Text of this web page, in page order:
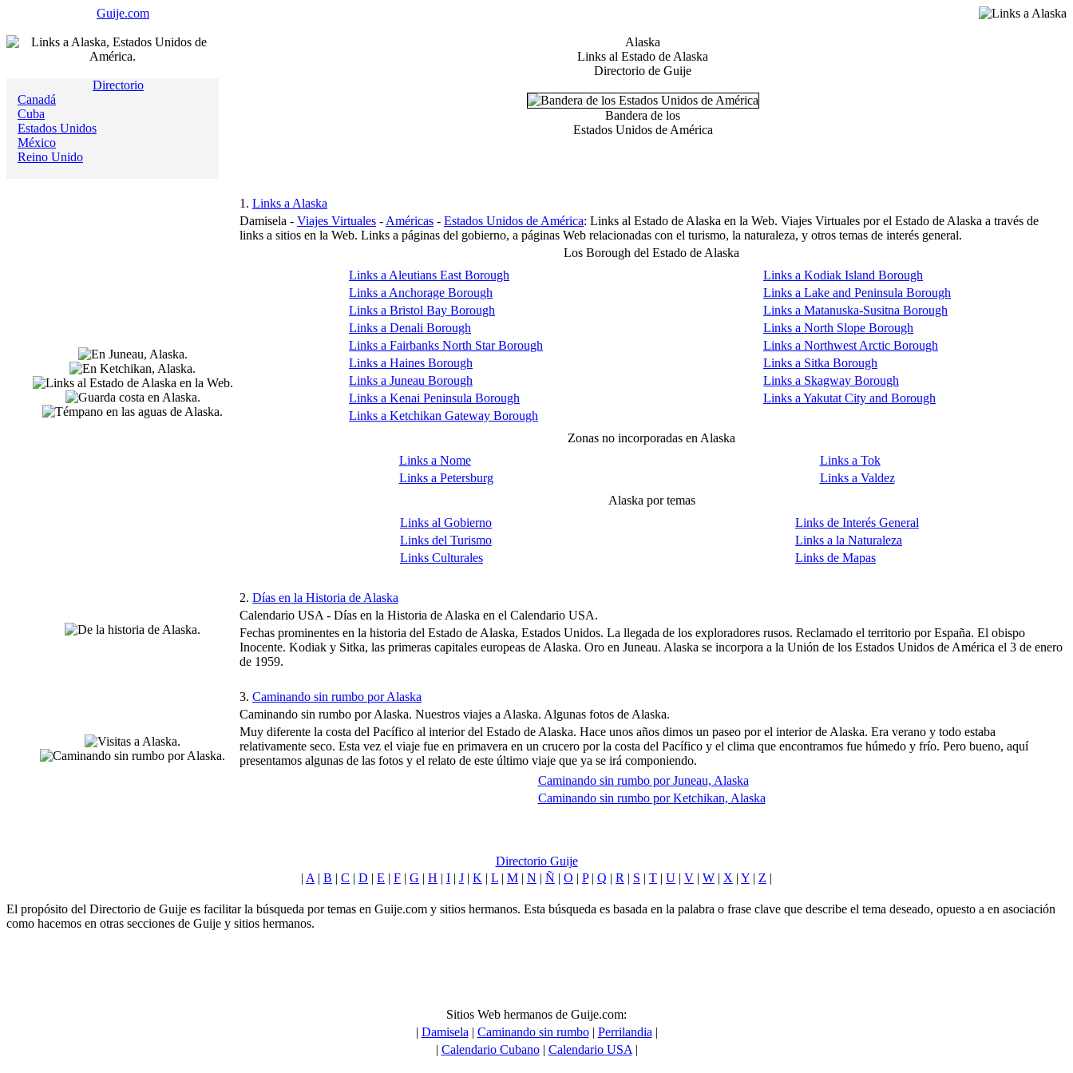
Guije.com
Directorio
Canadá
Cuba
Estados Unidos
México
Reino Unido
Alaska
Links al Estado de Alaska
Directorio de Guije
Bandera de los
Estados Unidos de América
1. Links a Alaska
Damisela - Viajes Virtuales - Américas - Estados Unidos de América: Links al Estado de Alaska en la Web. Viajes Virtuales por el Estado de Alaska a través de
links a sitios en la Web. Links a páginas del gobierno, a páginas Web relacionadas con el turismo, la naturaleza, y otros temas de interés general.
Los Borough del Estado de Alaska
Links a Aleutians East Borough
Links a Anchorage Borough
Links a Bristol Bay Borough
Links a Denali Borough
Links a Fairbanks North Star Borough
Links a Haines Borough
Links a Juneau Borough
Links a Kenai Peninsula Borough
Links a Ketchikan Gateway Borough
Links a Kodiak Island Borough
Links a Lake and Peninsula Borough
Links a Matanuska-Susitna Borough
Links a North Slope Borough
Links a Northwest Arctic Borough
Links a Sitka Borough
Links a Skagway Borough
Links a Yakutat City and Borough
Zonas no incorporadas en Alaska
Links a Nome
Links a Petersburg
Links a Tok
Links a Valdez
Alaska por temas
Links al Gobierno
Links del Turismo
Links Culturales
Links de Interés General
Links a la Naturaleza
Links de Mapas
2. Días en la Historia de Alaska
Calendario USA - Días en la Historia de Alaska en el Calendario USA.
Fechas prominentes en la historia del Estado de Alaska, Estados Unidos. La llegada de los exploradores rusos. Reclamado el territorio por España. El obispo
Inocente. Kodiak y Sitka, las primeras capitales europeas de Alaska. Oro en Juneau. Alaska se incorpora a la Unión de los Estados Unidos de América el 3 de enero
de 1959.
3. Caminando sin rumbo por Alaska
Caminando sin rumbo por Alaska. Nuestros viajes a Alaska. Algunas fotos de Alaska.
Muy diferente la costa del Pacífico al interior del Estado de Alaska. Hace unos años dimos un paseo por el interior de Alaska. Era verano y todo estaba
relativamente seco. Esta vez el viaje fue en primavera en un crucero por la costa del Pacífico y el clima que encontramos fue húmedo y frío. Pero bueno, aquí
presentamos algunas de las fotos y el relato de este último viaje que ya se irá componiendo.
Caminando sin rumbo por Juneau, Alaska
Caminando sin rumbo por Ketchikan, Alaska
Directorio Guije
| A | B | C | D | E | F | G | H | I | J | K | L | M | N | Ñ | O | P| Q | R | S | T | U | V | W | X | Y | Z |
El propósito del Directorio de Guije es facilitar la búsqueda por temas en Guije.com y sitios hermanos. Esta búsqueda es basada en la palabra o frase clave que describe el tema deseado, opuesto a en asociación
como hacemos en otras secciones de Guije y sitios hermanos.
Sitios Web hermanos de Guije.com:
| Damisela | Caminando sin rumbo| Perrilandia |
| Calendario Cubano| Calendario USA |